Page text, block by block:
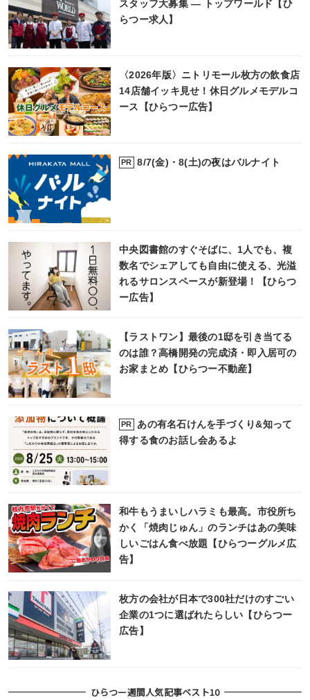
スタッフ大募集 ― トップワールド【ひ
らつー求人】
〈2026年版〉ニトリモール枚方の飲食店
14店舗イッキ見せ！休日グルメモデルコ
ース【ひらつー広告】
PR 8/7(金)・8(土)の夜はバルナイト
中央図書館のすぐそばに、1人でも、複
数名でシェアしても自由に使える、光溢
れるサロンスペースが新登場！【ひらつ
ー広告】
【ラストワン】最後の1邸を引き当てる
のは誰？高橋開発の完成済・即入居可の
お家まとめ【ひらつー不動産】
PR
あの有名石けんを手づくり&知って
得する食のお話し会あるよ
和牛もうまいしハラミも最高。市役所ち
かく「焼肉じゅん」のランチはあの美味
しいごはん食べ放題【ひらつーグルメ広
告】
枚方の会社が日本で300社だけのすごい
企業の1つに選ばれたらしい【ひらつー
広告】
ひらつー週間人気記事ベスト10